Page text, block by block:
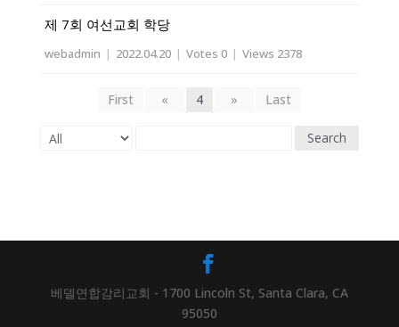
제 7회 여선교회 학당
webadmin | 2022.04.20 | Votes 0 | Views 2378
First « 4 » Last
Search
베델연합감리교회 - 1700 Lincoln St, Santa Clara, CA
95050